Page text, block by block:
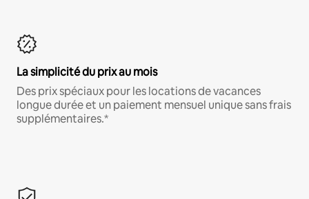
La simplicité du prix au mois
Des prix spéciaux pour les locations de vacances
longue durée et un paiement mensuel unique sans frais
supplémentaires.*